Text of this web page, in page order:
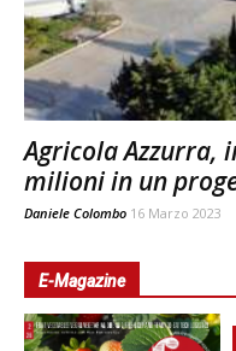
Agricola Azzurra,
milioni in un
Daniele Colombo 16 Marzo 2023
E-Magazine